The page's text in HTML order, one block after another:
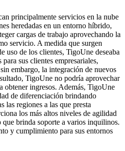
principalmente servicios en la nube
heredadas en un entorno híbrido,
cargas de trabajo aprovechando la
servicio. A medida que surgen
uso de los clientes, TigoUne deseaba
sus clientes empresariales,
embargo, la integración de nuevos
TigoUne no podría aprovechar
obtener ingresos. Además, TigoUne
de diferenciación brindando
las regiones a las que presta
los más altos niveles de agilidad
brinda soporte a varios inquilinos.
y cumplimiento para sus entornos